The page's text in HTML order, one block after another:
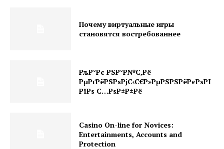
Почему виртуальные игры
становятся востребованнее
РљР°Рє РЅР°Р№С‚Рё
РµРґРёРЅРѕРјС‹С€Р»РµРЅРЅРёРєРѕРІ
РїРѕ С…РѕР±Р±Рё
Casino On-line for Novices:
Entertainments, Accounts and
Protection